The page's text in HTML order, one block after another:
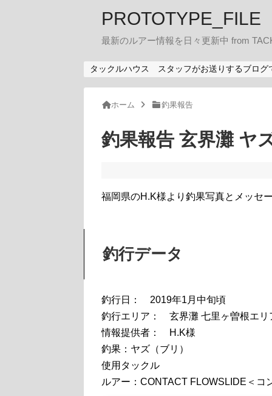
PROTOTYPE_FILE
最新のルアー情報を日々更新中 from
タックルハウス スタッフがお送りするブログ
ホーム 釣果報告
釣果報告 玄界灘 ヤ
福岡県のH.K様より釣果写真とメッセ
釣行データ
釣行日： 2019年1月中旬頃
釣行エリア： 玄界灘 七里ヶ曽根エリ
情報提供者： H.K様
釣果：ヤズ（ブリ）
使用タックル
ルアー：CONTACT FLOWSLIDE＜コ